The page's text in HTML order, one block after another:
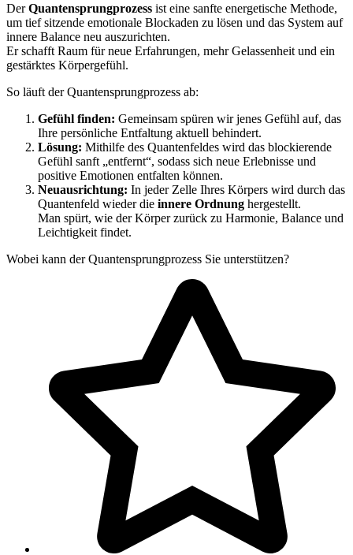
DerQuantensprungprozess ist eine sanfte energetische Methode,
um tief sitzende emotionale Blockaden zu lösen und das System auf
innere Balance neu auszurichten.
Er schafft Raum für neue Erfahrungen, mehr Gelassenheit und ein
gestärktes Körpergefühl.
So läuft der Quantensprung­prozess ab:
Gefühl finden: Gemeinsam spüren wir jenes Gefühl auf, das
Ihre persönliche Entfaltung aktuell behindert.
Lösung: Mithilfe des Quantenfeldes wird das blockierende
Gefühl sanft „entfernt“, sodass sich neue Erlebnisse und
positive Emotionen entfalten können.
Neuausrichtung: In jeder Zelle Ihres Körpers wird durch das
Quantenfeld wieder die innere Ordnung hergestellt.
Man spürt, wie der Körper zurück zu Harmonie, Balance und
Leichtigkeit findet.
Wobei kann der Quantensprungprozess Sie unterstützen?